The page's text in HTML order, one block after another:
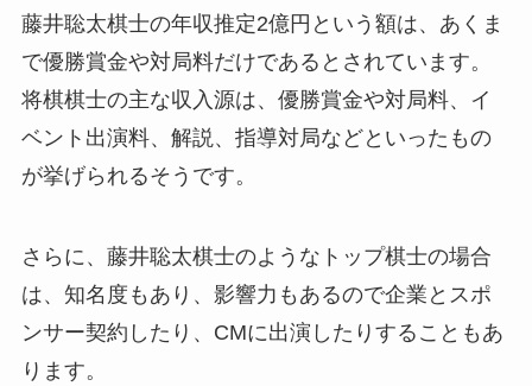
藤井聡太棋士の年収推定2億円という額は、あくま
で優勝賞金や対局料だけであるとされています。
将棋棋士の主な収入源は、優勝賞金や対局料、イ
ベント出演料、解説、指導対局などといったもの
が挙げられるそうです。
さらに、藤井聡太棋士のようなトップ棋士の場合
は、知名度もあり、影響力もあるので企業とスポ
ンサー契約したり、CMに出演したりすることもあ
ります。